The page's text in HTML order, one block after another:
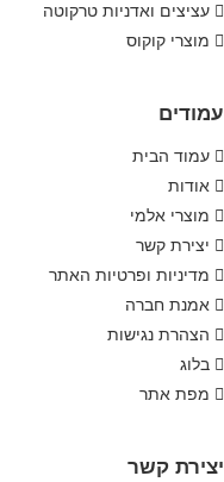
עציצים ואדניות טרקוטה
מוצרי קוקוס
עמודים
עמוד הבית
אודות
מוצרי אלמי
יצירת קשר
מדיניות ופרטיות האתר
אמנת חברה
הצהרת נגישות
בלוג
מפת אתר
יצירת קשר